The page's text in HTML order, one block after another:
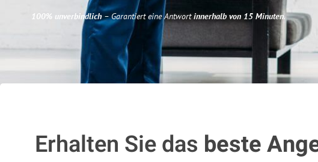
100% unverbindlich– Garantiert eine Antwortinnerhalb von 15 Minuten.
Erhalten Sie das beste